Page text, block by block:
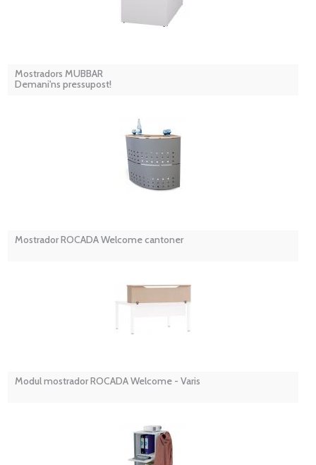
Mostradors MUBBAR
Demani'ns pressupost!
Mostrador ROCADA Welcome cantoner
Modul mostrador ROCADA Welcome - Varis